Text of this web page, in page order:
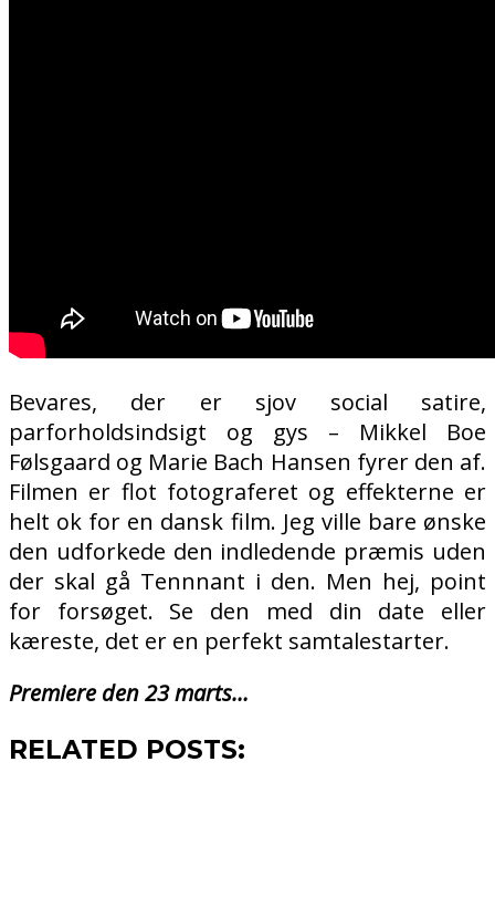
Bevares, der er sjov social satire,
parforholdsindsigt og gys – Mikkel Boe
Følsgaard og Marie Bach Hansen fyrer den af.
Filmen er flot fotograferet og effekterne er
helt ok for en dansk film. Jeg ville bare ønske
den udforkede den indledende præmis uden
der skal gå Tennnant i den. Men hej, point
for forsøget. Se den med din date eller
kæreste, det er en perfekt samtalestarter.
Premiere den 23 marts…
RELATED POSTS: